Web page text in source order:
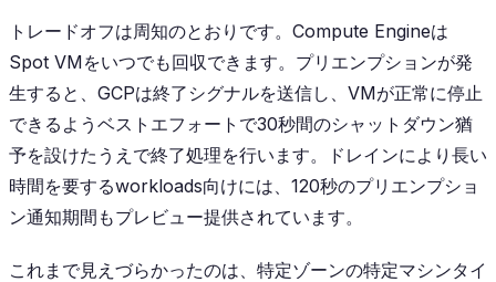
トレードオフは周知のとおりです。Compute Engineは
Spot VMをいつでも回収できます。プリエンプションが発
生すると、GCPは終了シグナルを送信し、VMが正常に停止
できるようベストエフォートで30秒間のシャットダウン猶
予を設けたうえで終了処理を行います。ドレインにより長い
時間を要するworkloads向けには、120秒のプリエンプショ
ン通知期間もプレビュー提供されています。
これまで見えづらかったのは、特定ゾーンの特定マシンタイ